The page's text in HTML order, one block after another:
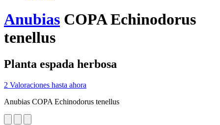
Anubias COPA Echinodorus
tenellus
Planta espada herbosa
2 Valoraciones hasta ahora
Anubias COPA Echinodorus tenellus